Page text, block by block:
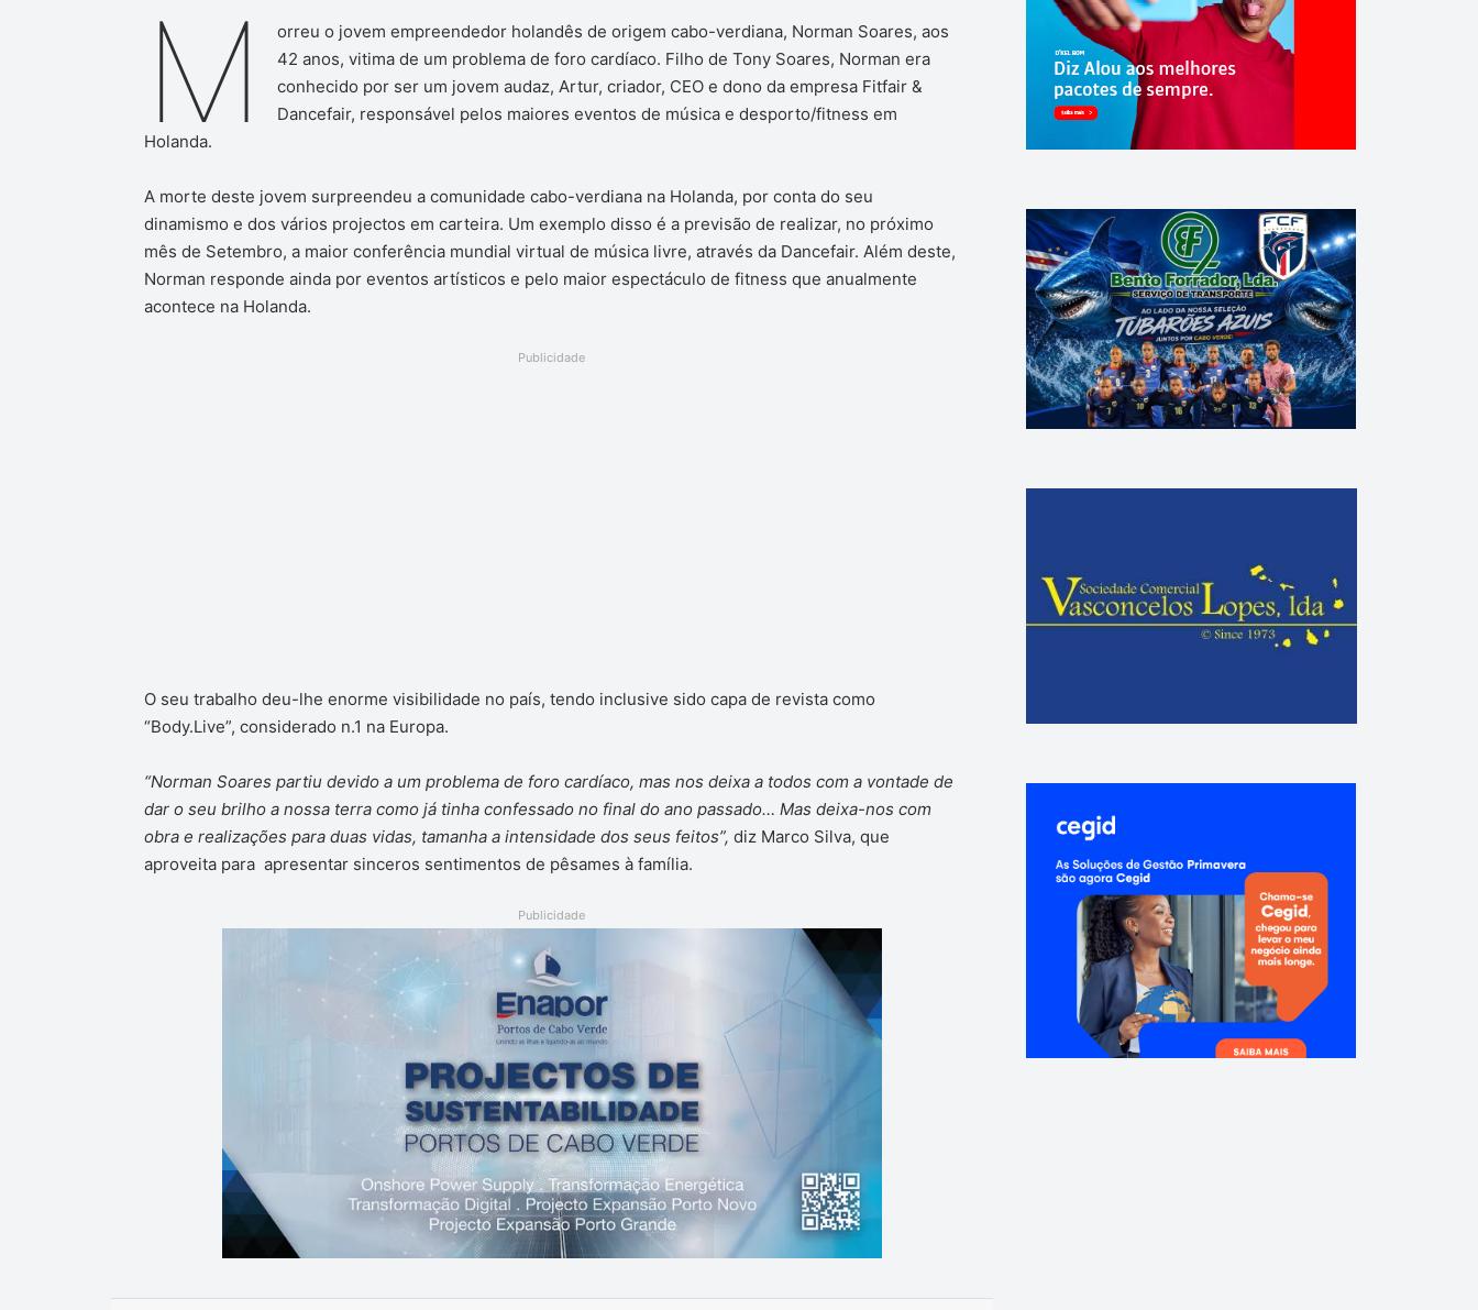
M
orreu o jovem empreendedor holandês de origem cabo-verdiana, Norman Soares, aos
42 anos, vitima de um problema de foro cardíaco. Filho de Tony Soares, Norman era
conhecido por ser um jovem audaz, Artur, criador, CEO e dono da empresa Fitfair &
Dancefair, responsável pelos maiores eventos de música e desporto/fitness em
Holanda.
A morte deste jovem surpreendeu a comunidade cabo-verdiana na Holanda, por conta do seu
dinamismo e dos vários projectos em carteira. Um exemplo disso é a previsão de realizar, no próximo
mês de Setembro, a maior conferência mundial virtual de música livre, através da Dancefair. Além deste,
Norman responde ainda por eventos artísticos e pelo maior espectáculo de fitness que anualmente
acontece na Holanda.
Publicidade
O seu trabalho deu-lhe enorme visibilidade no país, tendo inclusive sido capa de revista como
“Body.Live”, considerado n.1 na Europa.
“Norman Soares partiu devido a um problema de foro cardíaco, mas nos deixa a todos com a vontade de
dar o seu brilho a nossa terra como já tinha confessado no final do ano passado… Mas deixa-nos com
obra e realizações para duas vidas, tamanha a intensidade dos seus feitos”, diz Marco Silva, que
aproveita para apresentar sinceros sentimentos de pêsames à família.
Publicidade